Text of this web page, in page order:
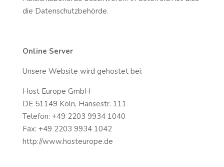
die Datenschutzbehörde.
Online Server
Unsere Website wird gehostet bei:
Host Europe GmbH
DE 51149 Köln, Hansestr. 111
Telefon: +49 2203 9934 1040
Fax: +49 2203 9934 1042
http://www.hosteurope.de